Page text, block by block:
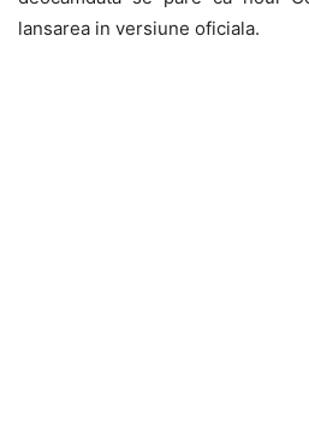
lansarea in versiune oficiala.